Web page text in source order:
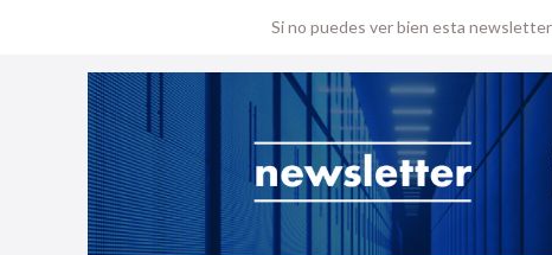
Si no puedes ver bien esta